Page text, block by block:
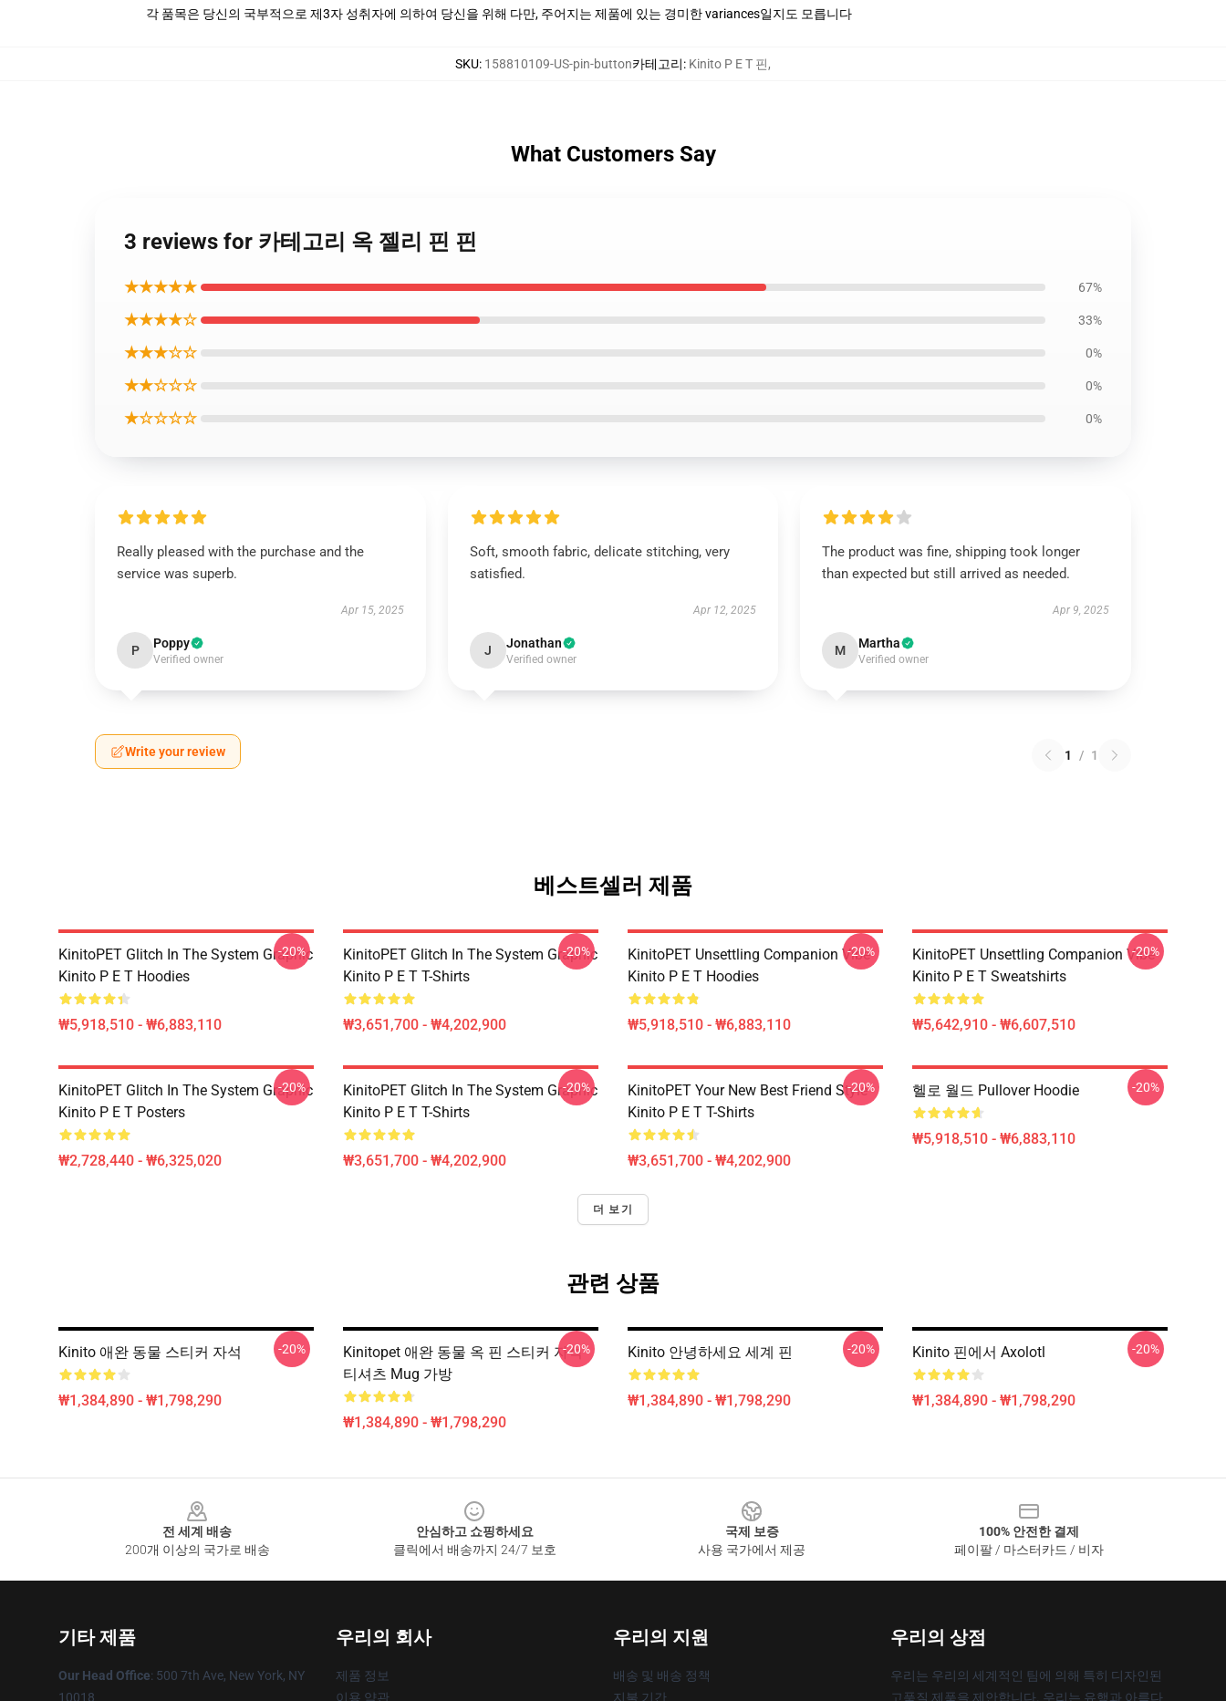
각 품목은 당신의 국부적으로 제3자 성취자에 의하여 당신을 위해 다만, 주어지는 제품에 있는 경미한 variances일지도 모릅니다
SKU: 158810109-US-pin-button카테고리: Kinito P E T 핀,
What Customers Say
3 reviews for 카테고리 옥 젤리 핀 핀
★★★★★ 67%
★★★★☆ 33%
★★★☆☆ 0%
★★☆☆☆ 0%
★☆☆☆☆ 0%
Really pleased with the purchase and the
service was superb.
Apr 15, 2025
P Poppy
Verified owner
Soft, smooth fabric, delicate stitching, very
satisfied.
Apr 12, 2025
J Jonathan
Verified owner
The product was fine, shipping took longer
than expected but still arrived as needed.
Apr 9, 2025
M Martha
Verified owner
Write your review 1 / 1
베스트셀러 제품
KinitoPET Glitch In The System Graphic
Kinito P E T Hoodies
₩5,918,510 - ₩6,883,110
-20%
KinitoPET Glitch In The System Graphic
Kinito P E T T-Shirts
₩3,651,700 - ₩4,202,900
-20%
KinitoPET Unsettling Companion Vibe
Kinito P E T Hoodies
₩5,918,510 - ₩6,883,110
-20%
KinitoPET Unsettling Companion Vibe
Kinito P E T Sweatshirts
₩5,642,910 - ₩6,607,510
-20%
KinitoPET Glitch In The System Graphic
Kinito P E T Posters
₩2,728,440 - ₩6,325,020
-20%
KinitoPET Glitch In The System Graphic
Kinito P E T T-Shirts
₩3,651,700 - ₩4,202,900
-20%
KinitoPET Your New Best Friend Style
Kinito P E T T-Shirts
₩3,651,700 - ₩4,202,900
-20% 헬로 월드 Pullover Hoodie
₩5,918,510 - ₩6,883,110
-20%
더 보기
관련 상품
Kinito 애완 동물 스티커 자석
₩1,384,890 - ₩1,798,290
-20%
Kinitopet 애완 동물 옥 핀 스티커 자석
티셔츠 Mug 가방
₩1,384,890 - ₩1,798,290
-20% Kinito 안녕하세요 세계 핀
₩1,384,890 - ₩1,798,290
-20% Kinito 핀에서 Axolotl
₩1,384,890 - ₩1,798,290
-20%
전 세계 배송
200개 이상의 국가로 배송
안심하고 쇼핑하세요
클릭에서 배송까지 24/7 보호
국제 보증
사용 국가에서 제공
100% 안전한 결제
페이팔 / 마스터카드 / 비자
기타 제품
Our Head Office: 500 7th Ave, New York, NY
10018
우리의 회사
제품 정보
이용 약관
우리의 지원
배송 및 배송 정책
지불 기간
우리의 상점
우리는 우리의 세계적인 팀에 의해 특히 디자인된
고품질 제품을 제안합니다. 우리는 유행과 아름다